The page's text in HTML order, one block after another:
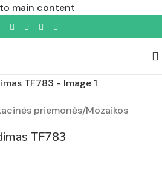
main content
priemonės/Mozaikos
TF783